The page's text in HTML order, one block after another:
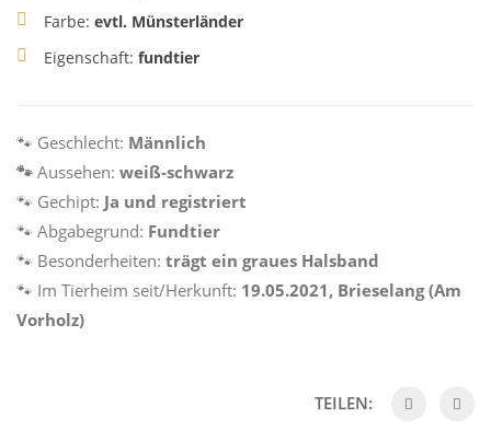
Farbe: evtl. Münsterländer
Eigenschaft: fundtier
🐾 Geschlecht: Männlich
🐾 Aussehen: weiß-schwarz
🐾 Gechipt: Ja und registriert
🐾 Abgabegrund: Fundtier
🐾 Besonderheiten: trägt ein graues Halsband
🐾 Im Tierheim seit/Herkunft: 19.05.2021, Brieselang (Am
Vorholz)
TEILEN: